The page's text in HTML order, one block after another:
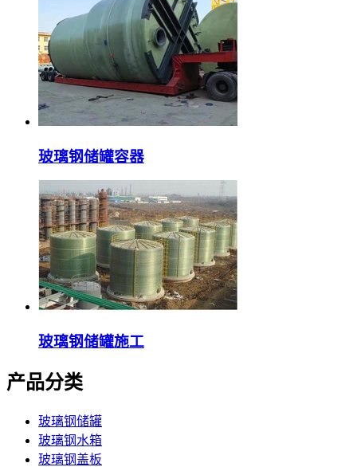
玻璃钢储罐容器
玻璃钢储罐施工
产品分类
玻璃钢储罐
玻璃钢水箱
玻璃钢盖板